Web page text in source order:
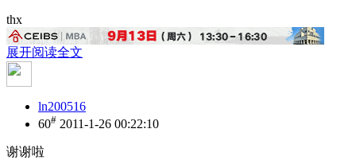
thx
展开阅读全文
ln200516
60# 2011-1-26 00:22:10
谢谢啦